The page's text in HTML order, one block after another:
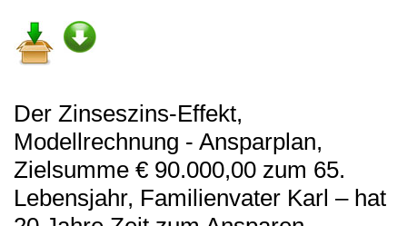
Der Zinseszins-Effekt,
Modellrechnung - Ansparplan,
Zielsumme € 90.000,00 zum 65.
Lebensjahr, Familienvater Karl – hat